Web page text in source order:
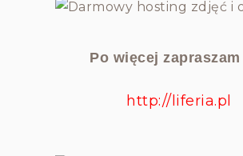
Po więcej
http://liferia.pl